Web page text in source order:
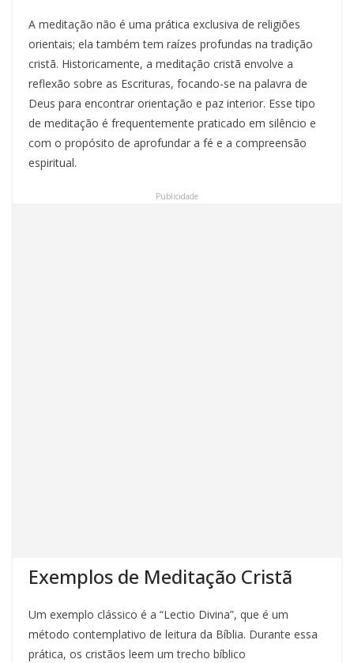
A meditação não é uma prática exclusiva de religiões
orientais; ela também tem raízes profundas na tradição
cristã. Historicamente, a meditação cristã envolve a
reflexão sobre as Escrituras, focando-se na palavra de
Deus para encontrar orientação e paz interior. Esse tipo
de meditação é frequentemente praticado em silêncio e
com o propósito de aprofundar a fé e a compreensão
espiritual.
Publicidade
Exemplos de Meditação Cristã
Um exemplo clássico é a “Lectio Divina”, que é um
método contemplativo de leitura da Bíblia. Durante essa
prática, os cristãos leem um trecho bíblico